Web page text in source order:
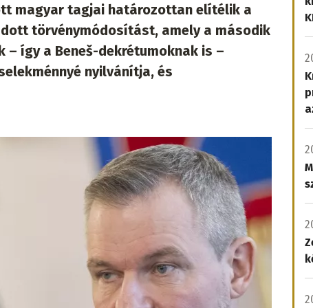
magyar tagjai határozottan elítélik a
törvénymódosítást, amely a második
így a Beneš-dekrétumoknak is –
nyilvánítja, és